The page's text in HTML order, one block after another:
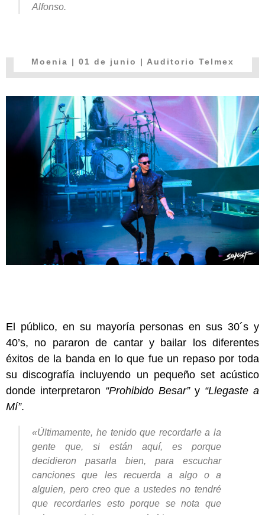
Alfonso.
Moenia | 01 de junio | Auditorio Telmex
El público, en su mayoría personas en sus 30´s y
40’s, no pararon de cantar y bailar los diferentes
éxitos de la banda en lo que fue un repaso por toda
su discografía incluyendo un pequeño set acústico
donde interpretaron “Prohibido Besar”y “Llegaste a
Mí”.
«Últimamente, he tenido que recordarle a la
gente que, si están aquí, es porque
decidieron pasarla bien, para escuchar
canciones que les recuerda a algo o a
alguien, pero creo que a ustedes no tendré
que recordarles esto porque se nota que